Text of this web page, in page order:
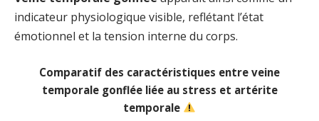
indicateur physiologique visible, reflétant l’état
émotionnel et la tension interne du corps.
Comparatif des caractéristiques entre veine
temporale gonflée liée au stress et artérite
temporale